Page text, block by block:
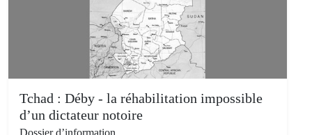
Tchad : Déby - la réhabilitation impossible
d’un dictateur notoire
Dossier d’information